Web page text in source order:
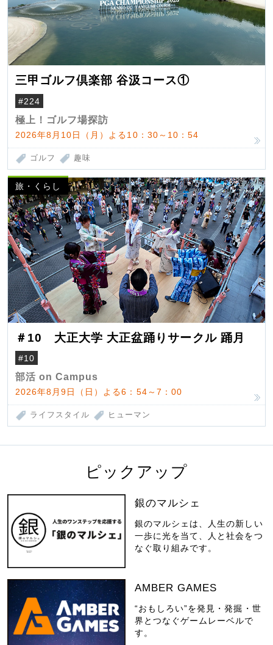
三甲ゴルフ倶楽部 谷汲コース①
#224
極上！ゴルフ場探訪
2026年8月10日（月）よる10：30～10：54
ゴルフ 趣味
旅・くらし
＃10 大正大学 大正盆踊りサークル 踊月
#10
部活 on Campus
2026年8月9日（日）よる6：54～7：00
ライフスタイル ヒューマン
ピックアップ
銀のマルシェ
銀のマルシェは、人生の新しい
一歩に光を当て、人と社会をつ
なぐ取り組みです。
AMBER GAMES
“おもしろい”を発見・発掘・世
界とつなぐゲームレーベルで
す。